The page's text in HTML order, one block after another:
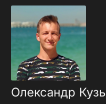
Олександр